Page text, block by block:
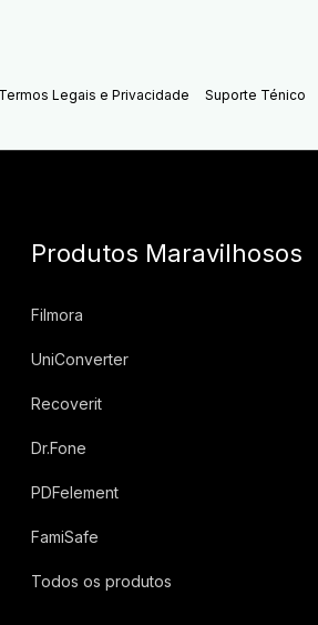
Termos Legais e Privacidade Suporte Ténico
Produtos Maravilhosos
Filmora
UniConverter
Recoverit
Dr.Fone
PDFelement
FamiSafe
Todos os produtos